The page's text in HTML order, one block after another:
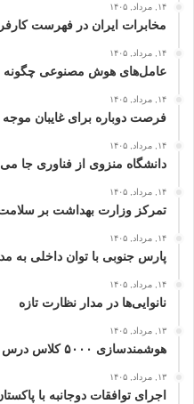
۱۴, مرداد, ۱۴۰۵
مخابرات ایران در فهرست کارفرمایان
۱۴, مرداد, ۱۴۰۵
عامل‌های هوش مصنوعی چگونه
۱۴, مرداد, ۱۴۰۵
فرصت دوباره برای غایبان موجه
۱۴, مرداد, ۱۴۰۵
دانشگاه منزوی از فناوری جا
۱۴, مرداد, ۱۴۰۵
تمرکز وزارت بهداشت بر
۱۴, مرداد, ۱۴۰۵
پارس جنوبی با توان داخلی به
۱۴, مرداد, ۱۴۰۵
نانوایی‌ها در مدار نظارت تازه
۱۳, مرداد, ۱۴۰۵
هوشمندسازی ۵۰۰۰ کلاس درس با جدیدترین فناوری‌های آموزشی
۱۳, مرداد, ۱۴۰۵
اجرای توافقات دوجانبه با